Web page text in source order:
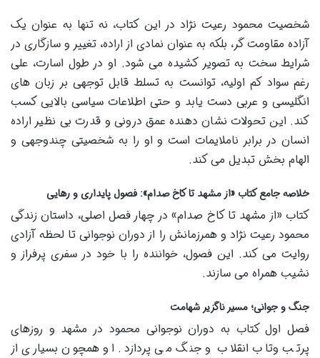
شخصیت محمود رعیت نژاد در این کتاب، نه تنها به عنوان یک
آزاده مقاومت گر، بلکه به عنوان نمادی از اراده، تغییر و سازگاری در
شرایط سخت به تصویر کشیده می شود. او در طول اسارت، علی
رغم سواد کم اولیه، توانست به تسلط قابل توجهی بر زبان های
انگلیسی و عربی دست یابد و حتی اطلاعات سیاسی بالایی کسب
کند. این تحولات نشان دهنده عمق درونی و قدرت بی نظیر اراده
انسان در برابر ناملایمات است و او را به شخصیتی چندوجهی و
الهام بخش تبدیل می کند.
خلاصه جامع کتاب «از مشهد تا کاخ صدام»: فصول پایداری و رهایی
کتاب «از مشهد تا کاخ صدام» در چهار فصل اصلی، داستان زندگی
محمود رعیت نژاد و همرزمانش را از دوران نوجوانی تا لحظه آزادی
روایت می کند. این فصول، خواننده را با خود در سفری پرفراز و
نشیب همراه می سازند.
جنگ و جوانی؛ مسیر ناگزیر شهامت
فصل اول کتاب به دوران نوجوانی محمود در مشهد و روزهای
پرتب وتاب انقلاب و جنگ می پردازد. او همچون بسیاری از